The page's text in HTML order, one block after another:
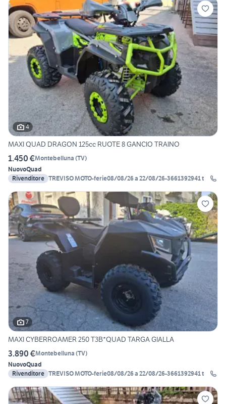
4
MAXI QUAD DRAGON 125cc RUOTE 8 GANCIO TRAINO
1.450 €Montebelluna (TV)
NuovoQuad
Rivenditore TREVISO MOTO-ferie08/08/26 a 22/08/26-3661392941 t
7
MAXI CYBERROAMER 250 T3B*QUAD TARGA GIALLA
3.890 €Montebelluna (TV)
NuovoQuad
Rivenditore TREVISO MOTO-ferie08/08/26 a 22/08/26-3661392941 t